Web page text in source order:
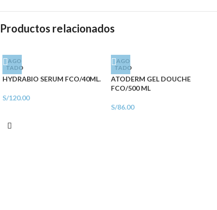
Productos relacionados
AGO
TADO
HYDRABIO SERUM FCO/40ML.
S/120.00
AGO
TADO
ATODERM GEL DOUCHE
FCO/500 ML
S/86.00